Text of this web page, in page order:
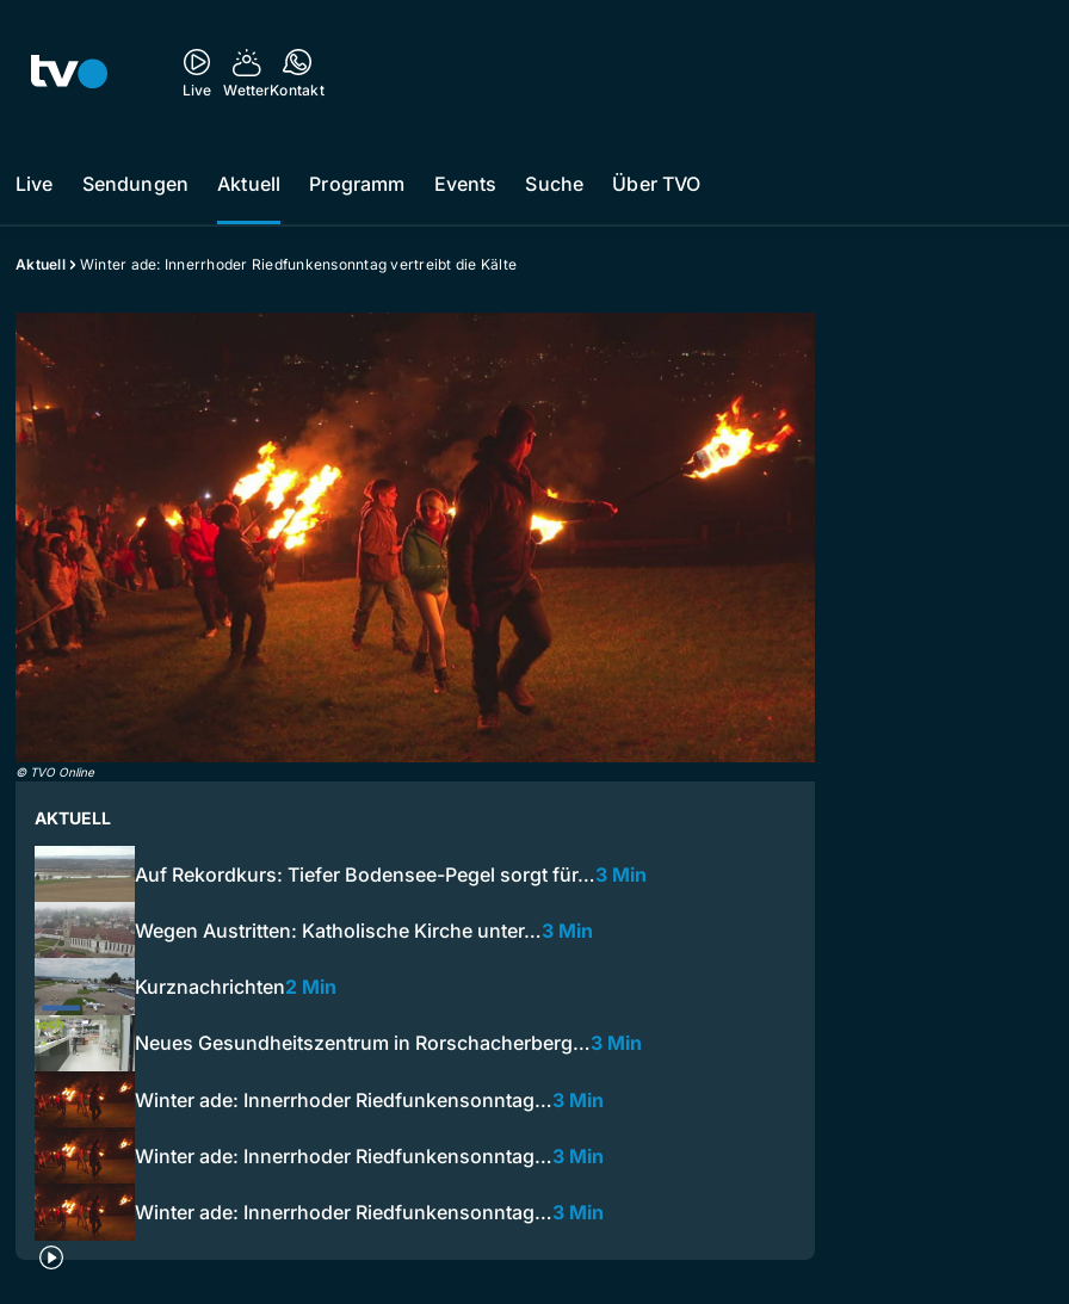
Live WetterKontakt
Live Sendungen Aktuell Programm Events Suche Über TVO
Aktuell Winter ade: Innerrhoder Riedfunkensonntag vertreibt die Kälte
© TVO Online
AKTUELL
Auf Rekordkurs: Tiefer Bodensee-Pegel sorgt für…3 Min
Wegen Austritten: Katholische Kirche unter…3 Min
Kurznachrichten2 Min
Neues Gesundheitszentrum in Rorschacherberg…3 Min
Winter ade: Innerrhoder Riedfunkensonntag…3 Min
Winter ade: Innerrhoder Riedfunkensonntag…3 Min
Winter ade: Innerrhoder Riedfunkensonntag…3 Min